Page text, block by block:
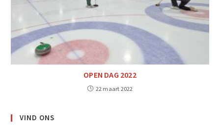
OPEN DAG 2022
22 maart 2022
VIND ONS